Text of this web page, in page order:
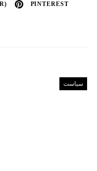
PINTEREST
سیاست